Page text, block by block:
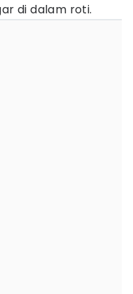
di dalam roti.